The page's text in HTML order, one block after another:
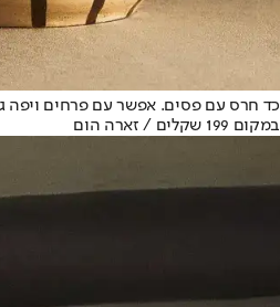
במקום 199 שקלים / זארה הום